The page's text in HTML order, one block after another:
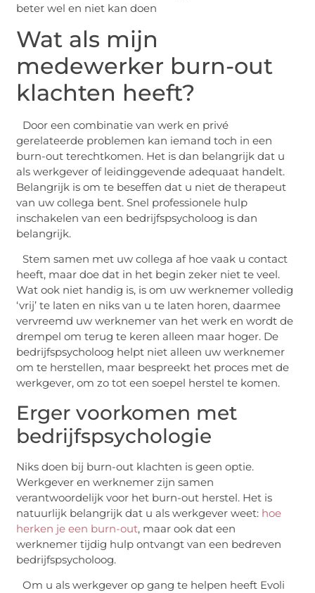
beter wel en niet kan doen
Wat als mijn
medewerker burn-out
klachten heeft?
Door een combinatie van werk en privé
gerelateerde problemen kan iemand toch in een
burn-out terechtkomen. Het is dan belangrijk dat u
als werkgever of leidinggevende adequaat handelt.
Belangrijk is om te beseffen dat u niet de therapeut
van uw collega bent. Snel professionele hulp
inschakelen van een bedrijfspsycholoog is dan
belangrijk.
Stem samen met uw collega af hoe vaak u contact
heeft, maar doe dat in het begin zeker niet te veel.
Wat ook niet handig is, is om uw werknemer volledig
‘vrij’ te laten en niks van u te laten horen, daarmee
vervreemd uw werknemer van het werk en wordt de
drempel om terug te keren alleen maar hoger. De
bedrijfspsycholoog helpt niet alleen uw werknemer
om te herstellen, maar bespreekt het proces met de
werkgever, om zo tot een soepel herstel te komen.
Erger voorkomen met
bedrijfspsychologie
Niks doen bij burn-out klachten is geen optie.
Werkgever en werknemer zijn samen
verantwoordelijk voor het burn-out herstel. Het is
natuurlijk belangrijk dat u als werkgever weet: hoe
herken je een burn-out, maar ook dat een
werknemer tijdig hulp ontvangt van een bedreven
bedrijfspsycholoog.
Om u als werkgever op gang te helpen heeft Evoli